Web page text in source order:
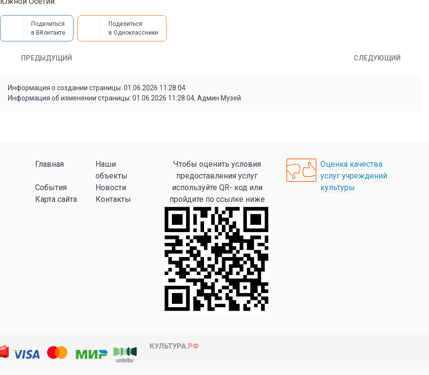
Поделиться
в ВКонтакте
Поделиться
в Одноклассники
ПРЕДЫДУЩИЙ СЛЕДУЮЩИЙ
Информация о создании страницы: 01.06.2026 11:28:04
Информация об изменении страницы: 01.06.2026 11:28:04, Админ Музей
Главная
Наши
объекты
События
Новости
Карта сайта
Контакты
Чтобы оценить условия
предоставления услуг
используйте QR- код или
пройдите по ссылке ниже
Оценка качества
услуг учреждений
культуры